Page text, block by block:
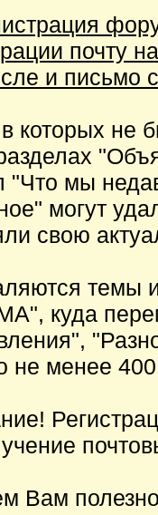
почту
и письмо
которых не
"Что мы
могут
свою
куда
не менее
Вам